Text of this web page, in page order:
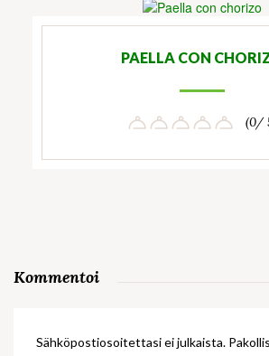
PAELLA CON
(0/
Kommentoi
Sähköpostiosoitettasi ei julkaista.